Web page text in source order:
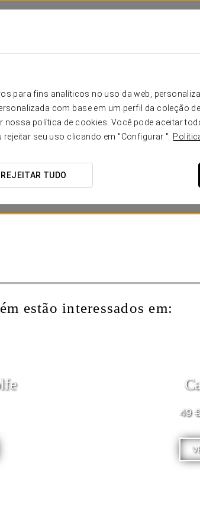
para fins analíticos no uso da web,
com base em um perfil da coleção
nossa política de cookies. Você pode aceitar
seu uso clicando em "Configurar ".
REJEITAR TUDO
estão interessados em:
49